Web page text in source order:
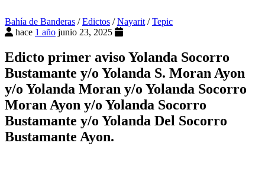
Bahía de Banderas /Edictos /Nayarit/Tepic
hace 1 año junio 23, 2025
Edicto primer aviso Yolanda Socorro
Bustamante y/o Yolanda S. Moran Ayon
y/o Yolanda Moran y/o Yolanda Socorro
Moran Ayon y/o Yolanda Socorro
Bustamante y/o Yolanda Del Socorro
Bustamante Ayon.